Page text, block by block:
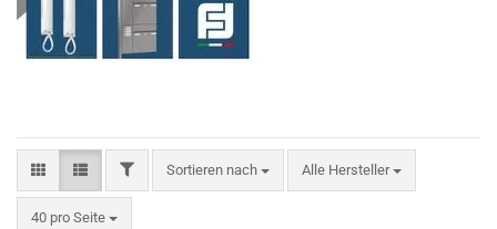
Sortieren nach Alle Hersteller
40 pro Seite